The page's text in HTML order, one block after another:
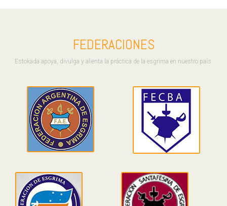
FEDERACIONES
Estokada apoya, divulga y alienta la práctica de la esgrima en nuestro país.